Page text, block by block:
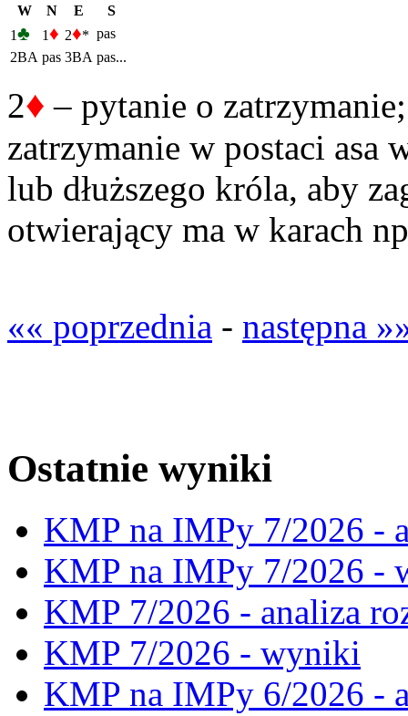
W N E
S
1♣ 1♦ 2♦* pas
2BA pas 3BA pas...
2♦ – pytanie o
zatrzymanie w postaci asa
lub dłuższego króla, aby
otwierający ma w karach
«« poprzednia - następna
Ostatnie wyniki
KMP na IMPy 7/2026 -
KMP na IMPy 7/2026 -
KMP 7/2026 - analiza
KMP 7/2026 - wyniki
KMP na IMPy 6/2026 -